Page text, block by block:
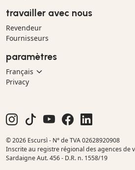
travailler avec nous
Revendeur
Fournisseurs
paramètres
Privacy
© 2026 Escursì - N° de TVA 02628920908
Inscrite au registre régional des agences de
Sardaigne Aut. 456 - D.R. n. 1558/19